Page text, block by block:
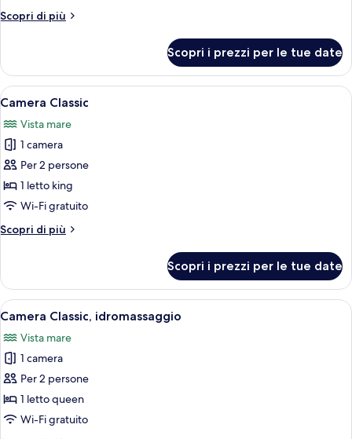
Scopri di più
Altri
idromassaggio
(Absolute)
Scopri i prezzi per le tue date
Apri
tutte
le
foto
per
Camera
Classic
Una terrazza con tavolo e sedie che
5
Camera Classic
Vista mare
1 camera
Per 2 persone
1 letto king
Wi-Fi gratuito
Scopri di più
Altri
Classic
Scopri i prezzi per le tue date
Apri
tutte
le
foto
per
Camera
Classic,
Una camera d'albergo con un letto,
5
Camera Classic, idromassaggio
Vista mare
1 camera
Per 2 persone
1 letto queen
Wi-Fi gratuito